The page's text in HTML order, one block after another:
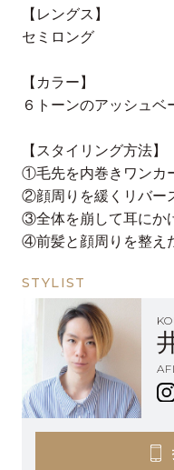
【レングス】
⁡セミロング
【カラー】
６トーンのアッシュベ
【スタイリング方法】
①毛先を内巻きワンカ
②顔周りを緩くリバー
③全体を崩して耳にか
④前髪と顔周りを整え
STYLIST